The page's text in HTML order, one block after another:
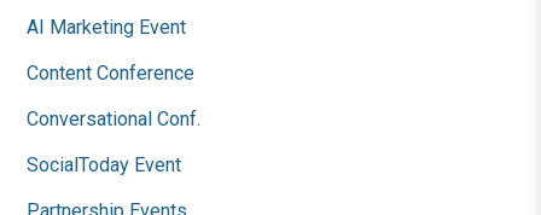
AI Marketing Event
Content Conference
Conversational Conf.
SocialToday Event
Partnership Events